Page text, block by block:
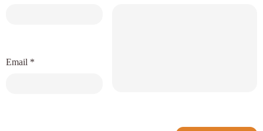
Email *